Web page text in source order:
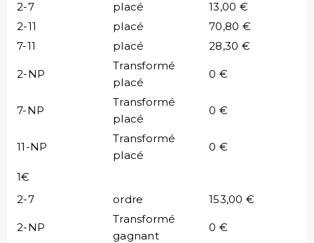
2-7 placé
13,00 €
2-11
placé
70,80 €
7-11
placé 28,30 €
2-NP
Transformé
placé
0 €
7-NP
Transformé
placé
0 €
11-NP
Transformé
placé
0 €
1€
2-7
ordre 153,00 €
2-NP
Transformé
gagnant
0 €